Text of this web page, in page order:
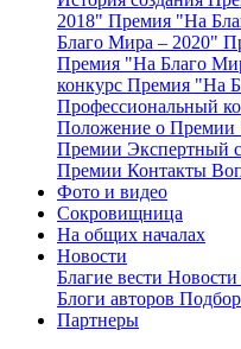
2018" Премия "На
Благо Мира – 2020"
Премия "На Благо
конкурс Премия "На
Профессиональный
Положение о
Премии Экспертный
Премии Контакты
Фото и видео
Сокровищница
На общих началах
Новости
Благие вести
Блоги авторов
Партнеры